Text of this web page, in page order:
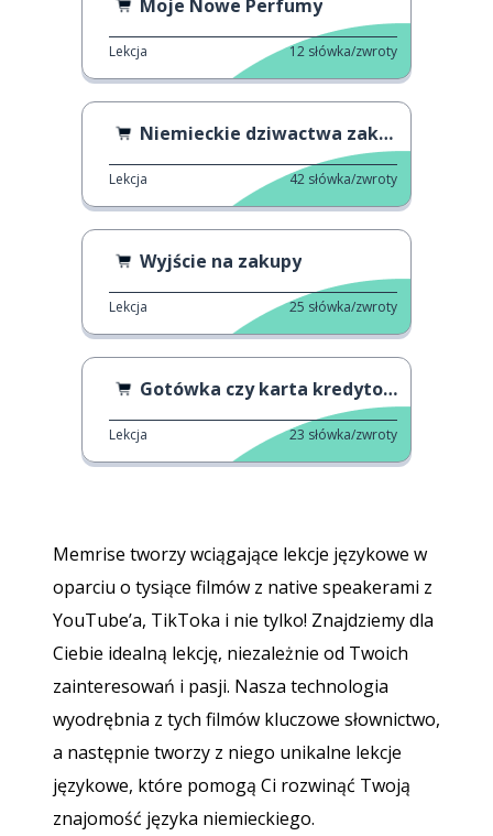
Memrise tworzy wciągające lekcje językowe w
oparciu o tysiące filmów z native speakerami z
YouTube’a, TikToka i nie tylko! Znajdziemy dla
Ciebie idealną lekcję, niezależnie od Twoich
zainteresowań i pasji. Nasza technologia
wyodrębnia z tych filmów kluczowe słownictwo,
a następnie tworzy z niego unikalne lekcje
językowe, które pomogą Ci rozwinąć Twoją
znajomość języka niemieckiego.
Moje Nowe Perfumy
Lekcja 12 słówka/zwroty
Niemieckie dziwactwa zakupowe
Lekcja 42 słówka/zwroty
Wyjście na zakupy
Lekcja 25 słówka/zwroty
Gotówka czy karta kredytowa?
Lekcja 23 słówka/zwroty